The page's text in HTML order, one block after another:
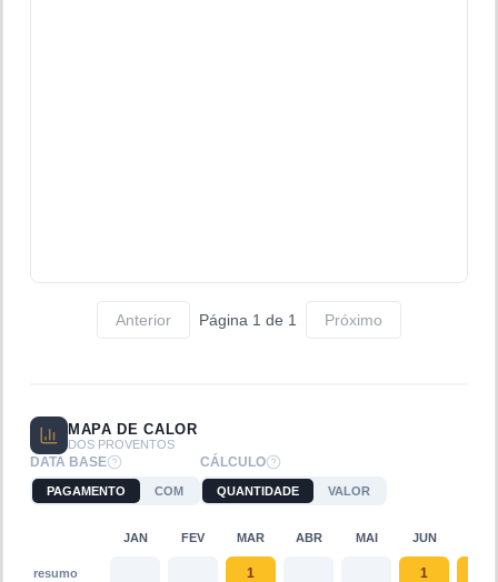
Anterior Página 1 de 1 Próximo
MAPA DE CALOR
DOS PROVENTOS
DATA BASE
PAGAMENTO COM
CÁLCULO
QUANTIDADE VALOR
JAN FEV MAR ABR MAI JUN
resumo 1 1